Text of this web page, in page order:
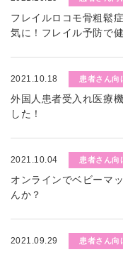
フレイルロコモ骨粗鬆
気に！フレイル予防で
2021.10.18 患者さん向
外国人患者受入れ医療
した！
2021.10.04 患者さん向
オンラインでベビーマ
んか？
2021.09.29 患者さん向